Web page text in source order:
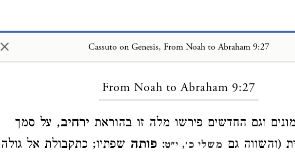
× Cassuto on Genesis, From Noah to Abraham 9:27
From Noah to Abraham 9:27
וגם החדשים פירשו מלה זו בהוראת ירחיב, על סמך
(והשווה גם משלי כ׳, י״ט: פותה שפתיו; כתקבולת אל גולה